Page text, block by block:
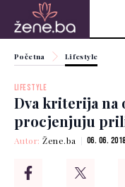
Početna Lifestyle
LIFESTYLE
Dva kriterija na
procjenjuju
Autor:Žene.ba 06. 06.